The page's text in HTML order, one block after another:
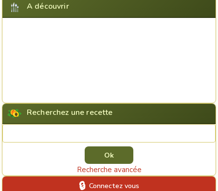
A découvrir
Recherchez une recette
Recherche avancée
Connectez vous